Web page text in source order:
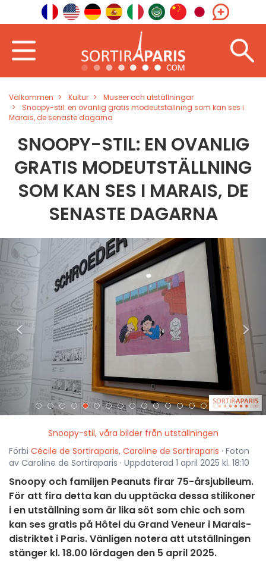
Välkommen Kultur
Museer och utställningar
Snoopy-stil: en ovanlig gratis modeutställning som kan ses i
Marais, de senaste dagarna
SNOOPY-STIL: EN OVANLIG
GRATIS MODEUTSTÄLLNING
SOM KAN SES I MARAIS, DE
SENASTE DAGARNA
< >
Snoopy-stil, våra bilder från utställningen
Förbi Cécile de Sortiraparis, Caroline de Sortiraparis · Foton
av Caroline de Sortiraparis · Uppdaterad 1 april 2025 kl. 18:10
Snoopy och familjen Peanuts firar 75-årsjubileum.
För att fira detta kan du upptäcka dessa stilikoner
i en utställning som är lika söt som chic och som
kan ses gratis på Hôtel du Grand Veneur i Marais-
distriktet i Paris. Vänligen notera att utställningen
stänger kl. 18.00 lördagen den 5 april 2025.